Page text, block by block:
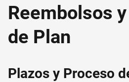
Reembolsos
de Plan
Plazos y Proceso